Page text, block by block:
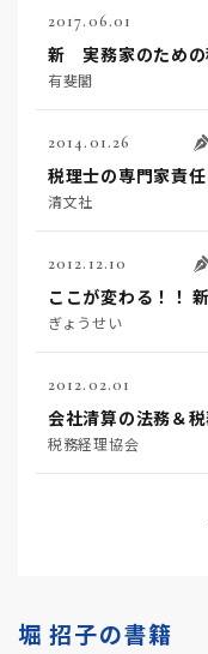
2017.06.01
新 実務家のための
有斐閣
2014.01.26
清文社
2012.12.10
ここが変わる！！
ぎょうせい
2012.02.01
会社清算の法務＆
税務経理協会
堀 招子の書籍